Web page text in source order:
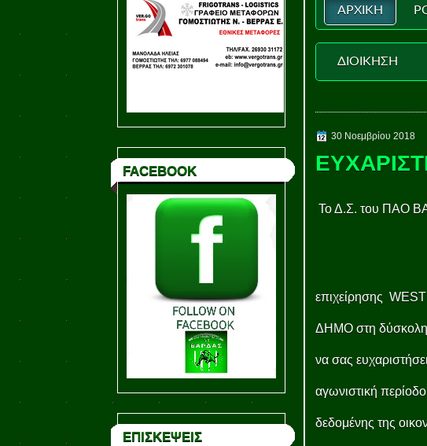
FACEBOOK
ΕΠΙΣΚΕΨΕΙΣ
ΑΡΧΙΚΗ
ΔΙΟΙΚΗΣΗ
30 Νοεμβρίου 2018
Το Δ.Σ. του ΠΑΟ
επιχείρησης
ΔΗΜΟ στη δύσκολη
να σας
αγωνιστική
δεδομένης της